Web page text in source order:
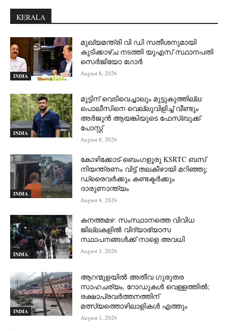
KERALA
INDIA
മുഖ്യമന്ത്രി വി ഡി സതീശനുമായി
കൂടിക്കാഴ്ച നടത്തി യുഎസ് സ്ഥാനപതി
സെര്‍ജിയോ ഗോര്‍
August 8, 2026
INDIA
മുട്ടിന് വെടിവെച്ചാലും മുട്ടുകുത്തില്ല:
പൊലീസിനെ വെല്ലുവിളിച്ച് വീണ്ടും
അർജുൻ ആയങ്കിയുടെ ഫേസ്ബുക്ക്
പോസ്റ്റ്
August 8, 2026
INDIA
കോഴിക്കോട്-ബെംഗളൂരു KSRTC ബസ്
നിയന്ത്രണം വിട്ട് തലകീഴായി മറിഞ്ഞു;
ഡ്രെെവർക്കും കണ്ടക്ടർക്കും
ദാരുണാന്ത്യം
August 8, 2026
INDIA
കനത്തമഴ: സംസ്ഥാനത്തെ വിവിധ
ജില്ലകളിൽ വിദ്യാഭ്യാസ
സ്ഥാപനങ്ങൾക്ക് നാളെ അവധി
August 3, 2026
INDIA
ആറന്മുളയില്‍ അതീവ ഗുരുതര
സാഹചര്യം, റോഡുകള്‍ വെള്ളത്തില്‍;
രക്ഷാപ്രവര്‍ത്തനത്തിന്
മത്സ്യത്തൊഴിലാളികള്‍ എത്തും
August 1, 2026